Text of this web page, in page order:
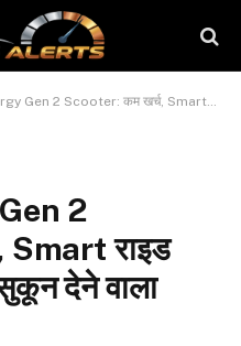
कम खर्च, Smart राइड और शहर की भीड़ में सुकून देने वाला इलेक्ट्रिक साथी
2
राइड
देने वाला